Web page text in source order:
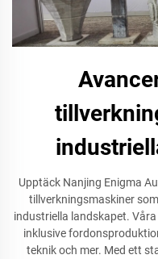
Upptäck Nanjing Enigma
tillverkningsmaskiner
industriella landskapet.
inklusive
teknik och mer. Med ett